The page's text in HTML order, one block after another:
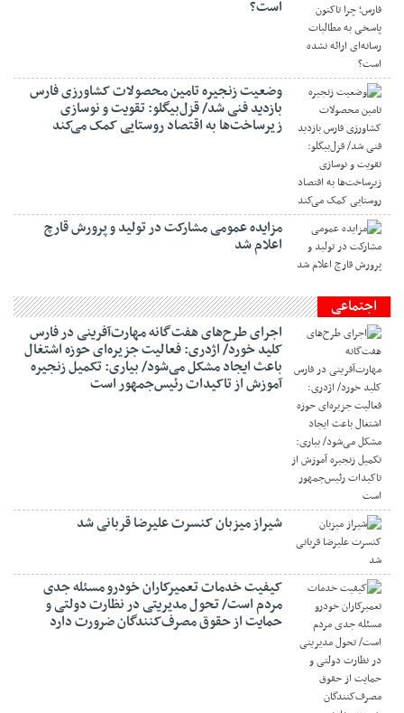
است؟
وضعیت زنجیره تامین محصولات کشاورزی فارس
بازدید فنی شد/ قزل‌بیگلو: تقویت و نوسازی
زیرساخت‌ها به اقتصاد روستایی کمک می‌کند
مزایده عمومی مشارکت در تولید و پرورش قارچ
اعلام شد
اجتماعی
اجرای طرح‌های هفت‌گانه مهارت‌آفرینی در فارس
کلید خورد/ اژدری: فعالیت جزیره‌‌ای حوزه اشتغال
باعث ایجاد مشکل می‌شود/ بیاری: تکمیل زنجیره
آموزش از تاکیدات رئیس‌جمهور است
شیراز میزبان کنسرت علیرضا قربانی شد
کیفیت خدمات تعمیرکاران خودرو مسئله جدی
مردم است/ تحول مدیریتی در نظارت دولتی و
حمایت از حقوق مصرف‌کنندگان ضرورت دارد